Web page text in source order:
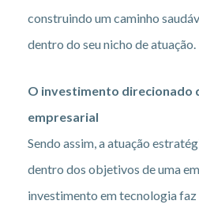
construindo um caminho
dentro do seu nicho de atuação.
O investimento direcionado
empresarial
Sendo assim, a atuação
dentro dos objetivos de uma
investimento em tecnologia